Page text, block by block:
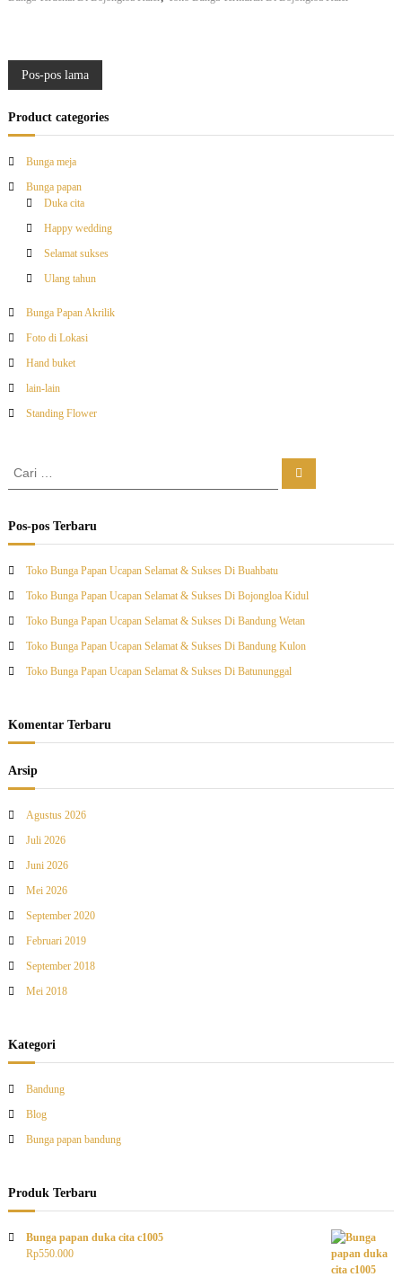
o
N
a
v
i
s
i
p
s
Pos-pos lama
Product categories
Bunga meja
Bunga papan
Duka cita
Happy wedding
Selamat sukses
Ulang tahun
Bunga Papan Akrilik
Foto di Lokasi
Hand buket
lain-lain
Standing Flower
i
:
C
Pos-pos Terbaru
Toko Bunga Papan Ucapan Selamat & Sukses Di Buahbatu
Toko Bunga Papan Ucapan Selamat & Sukses Di Bojongloa Kidul
Toko Bunga Papan Ucapan Selamat & Sukses Di Bandung Wetan
Toko Bunga Papan Ucapan Selamat & Sukses Di Bandung Kulon
Toko Bunga Papan Ucapan Selamat & Sukses Di Batununggal
Komentar Terbaru
Arsip
Agustus 2026
Juli 2026
Juni 2026
Mei 2026
September 2020
Februari 2019
September 2018
Mei 2018
Kategori
Bandung
Blog
Bunga papan bandung
Produk Terbaru
Bunga papan duka cita c1005
Rp550.000